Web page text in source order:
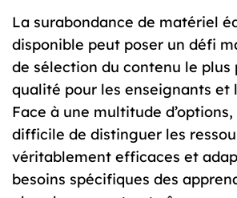
La surabondance de matériel
disponible peut poser un défi
de sélection du contenu le
qualité pour les enseignants et
Face à une multitude
difficile de distinguer les
véritablement efficaces et
besoins spécifiques des